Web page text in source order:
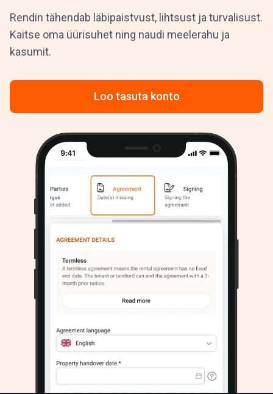
Rendin tähendab läbipaistvust, lihtsust ja turvalisust.
Kaitse oma üürisuhet ning naudi meelerahu ja
kasumit.
Loo tasuta konto